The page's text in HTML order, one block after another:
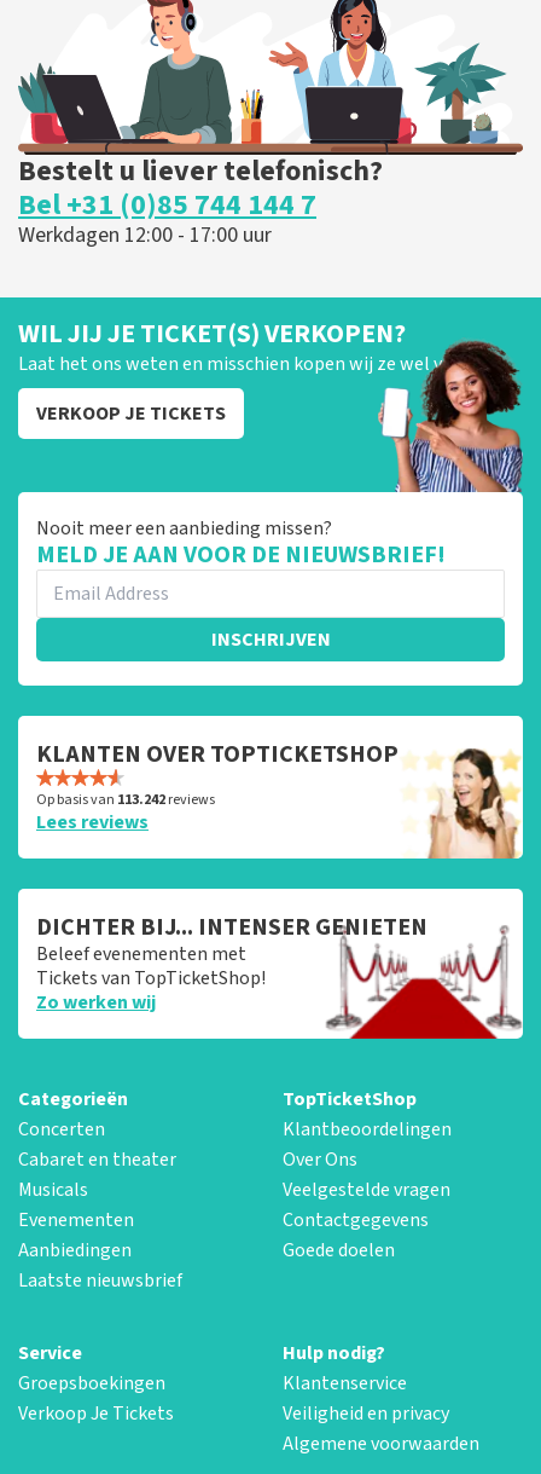
Bestelt u liever telefonisch?
Bel +31 (0)85 744 144 7
Werkdagen 12:00 - 17:00 uur
WIL JIJ JE TICKET(S) VERKOPEN?
Laat het ons weten en misschien kopen wij ze wel van je!
VERKOOP JE TICKETS
Nooit meer een aanbieding missen?
MELD JE AAN VOOR DE NIEUWSBRIEF!
INSCHRIJVEN
KLANTEN OVER TOPTICKETSHOP
Op basis van 113.242reviews
Lees reviews
DICHTER BIJ... INTENSER GENIETEN
Beleef evenementen met
Tickets van TopTicketShop!
Zo werken wij
Categorieën
Concerten
Cabaret en theater
Musicals
Evenementen
Aanbiedingen
Laatste nieuwsbrief
TopTicketShop
Klantbeoordelingen
Over Ons
Veelgestelde vragen
Contactgegevens
Goede doelen
Service
Groepsboekingen
Verkoop Je Tickets
Hulp nodig?
Klantenservice
Veiligheid en privacy
Algemene voorwaarden